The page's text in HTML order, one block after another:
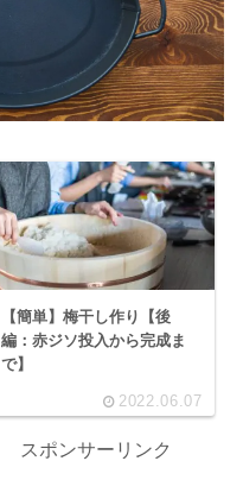
【簡単】梅干し作り【後
編：赤ジソ投入から完成ま
で】
2022.06.07
スポンサーリンク